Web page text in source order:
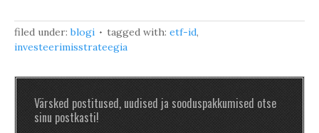
filed under:blogi tagged with: etf-id,
investeerimisstrateegia
Värsked postitused, uudised ja sooduspakkumised otse
sinu postkasti!